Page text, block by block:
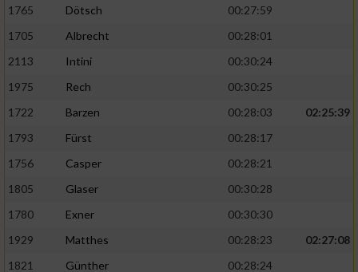
1765
Dötsch
00:27:59
1705
Albrecht
00:28:01
2113
Intini
00:30:24
1975
Rech
00:30:25
1722
Barzen 00:28:03
02:25:39
1793
Fürst
00:28:17
1756
Casper
00:28:21
1805
Glaser
00:30:28
1780
Exner
00:30:30
1929
Matthes 00:28:23
02:27:08
1821
Günther
00:28:24